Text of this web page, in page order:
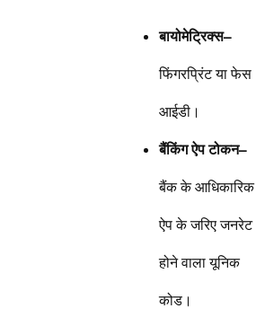
बायोमेट्रिक्स–
फिंगरप्रिंट या फेस
आईडी।
बैंकिंग ऐप टोकन–
बैंक के आधिकारिक
ऐप के जरिए जनरेट
होने वाला यूनिक
कोड।